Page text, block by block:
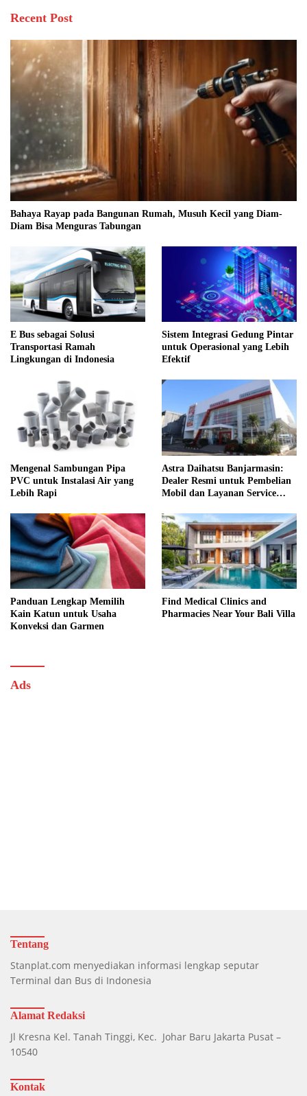
Recent Post
Bahaya Rayap pada Bangunan Rumah, Musuh Kecil yang Diam-
Diam Bisa Menguras Tabungan
E Bus sebagai Solusi
Transportasi Ramah
Lingkungan di Indonesia
Sistem Integrasi Gedung Pintar
untuk Operasional yang Lebih
Efektif
Mengenal Sambungan Pipa
PVC untuk Instalasi Air yang
Lebih Rapi
Astra Daihatsu Banjarmasin:
Dealer Resmi untuk Pembelian
Mobil dan Layanan Service
Panduan Lengkap Memilih
Kain Katun untuk Usaha
Konveksi dan Garmen
Find Medical Clinics and
Pharmacies Near Your Bali Villa
Ads
Tentang
Stanplat.com menyediakan informasi lengkap seputar
Terminal dan Bus di Indonesia
Alamat Redaksi
Jl Kresna Kel. Tanah Tinggi, Kec. Johar Baru Jakarta Pusat –
10540
Kontak